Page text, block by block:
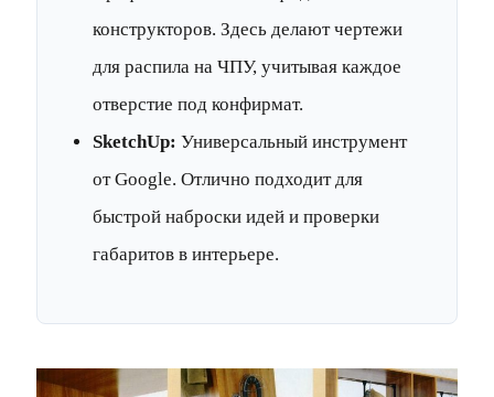
конструкторов. Здесь делают чертежи
для распила на ЧПУ, учитывая каждое
отверстие под конфирмат.
SketchUp: Универсальный инструмент
от Google. Отлично подходит для
быстрой наброски идей и проверки
габаритов в интерьере.